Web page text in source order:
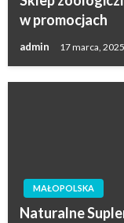
w promocjach
admin 17 marca, 2025
MAŁOPOLSKA
Naturalne